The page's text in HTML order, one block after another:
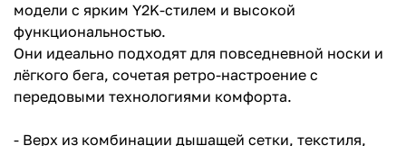
модели с ярким Y2K-стилем и высокой
функциональностью.
Они идеально подходят для повседневной носки и
лёгкого бега, сочетая ретро-настроение с
передовыми технологиями комфорта.
- Верх из комбинации дышащей сетки, текстиля,